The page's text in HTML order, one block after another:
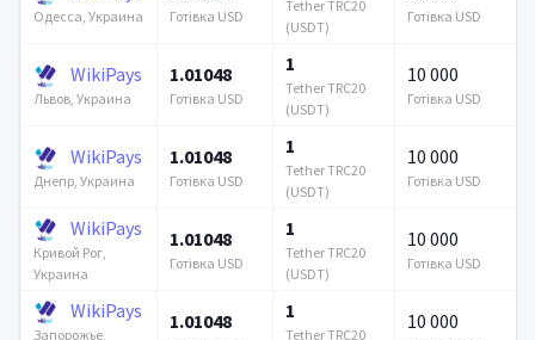
Одесса, Украина Готівка USD
Tether TRC20
(USDT)
Готівка USD
WikiPays
Львов, Украина
1.01048
Готівка USD
1
Tether TRC20
(USDT)
10 000
Готівка USD
WikiPays
Днепр, Украина
1.01048
Готівка USD
1
Tether TRC20
(USDT)
10 000
Готівка USD
WikiPays
Кривой Рог,
Украина
1.01048
Готівка USD
1
Tether TRC20
(USDT)
10 000
Готівка USD
WikiPays
Запорожье,
1.01048 1
Tether TRC20
10 000